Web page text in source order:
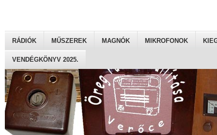
RÁDIÓK MŰSZEREK MAGNÓK MIKROFONOK
VENDÉGKÖNYV 2025.